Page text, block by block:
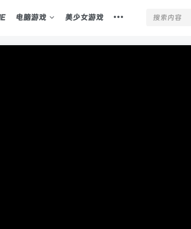
电脑游戏 美少女游戏